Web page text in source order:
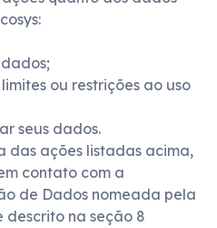
ou restrições ao uso
seus dados.
das ações listadas acima,
contato com a
de Dados nomeada pela
descrito na seção 8